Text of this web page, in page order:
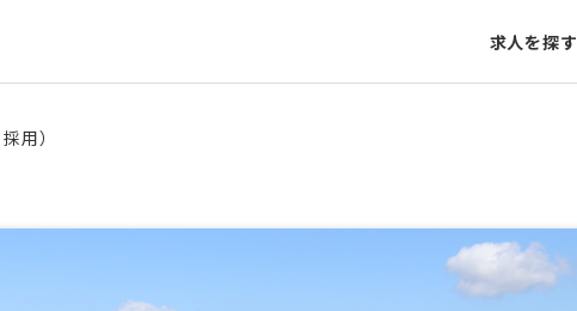
求人を探す
用）